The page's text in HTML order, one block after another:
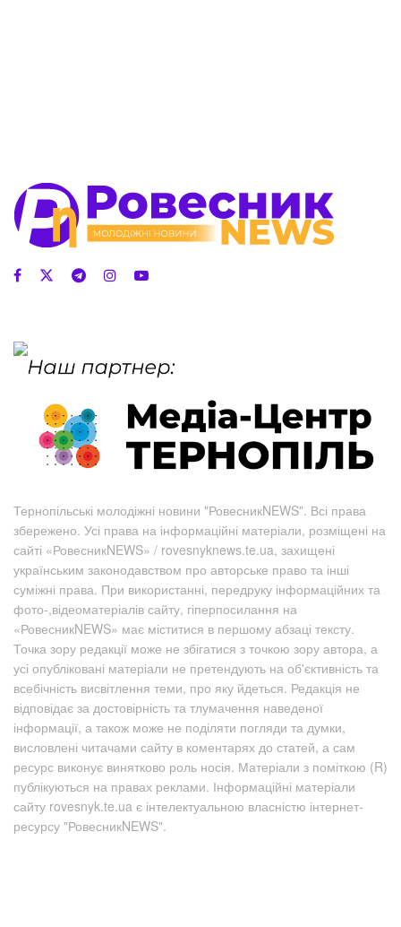
Тернопільські молодіжні новини "РовесникNEWS". Всі права
збережено. Усі права на інформаційні матеріали, розміщені на
сайті «РовесникNEWS» / rovesnyknews.te.ua, захищені
українським законодавством про авторське право та інші
суміжні права. При використанні, передруку інформаційних та
фото-,відеоматеріалів сайту, гіперпосилання на
«РовесникNEWS» має міститися в першому абзаці тексту.
Точка зору редакції може не збігатися з точкою зору автора, а
усі опубліковані матеріали не претендують на об'єктивність та
всебічність висвітлення теми, про яку йдеться. Редакція не
відповідає за достовірність та тлумачення наведеної
інформації, а також може не поділяти погляди та думки,
висловлені читачами сайту в коментарях до статей, а сам
ресурс виконує винятково роль носія. Матеріали з поміткою (R)
публікуються на правах реклами. Інформаційні матеріали
сайту rovesnyk.te.ua є інтелектуальною власністю інтернет-
ресурсу "РовесникNEWS".